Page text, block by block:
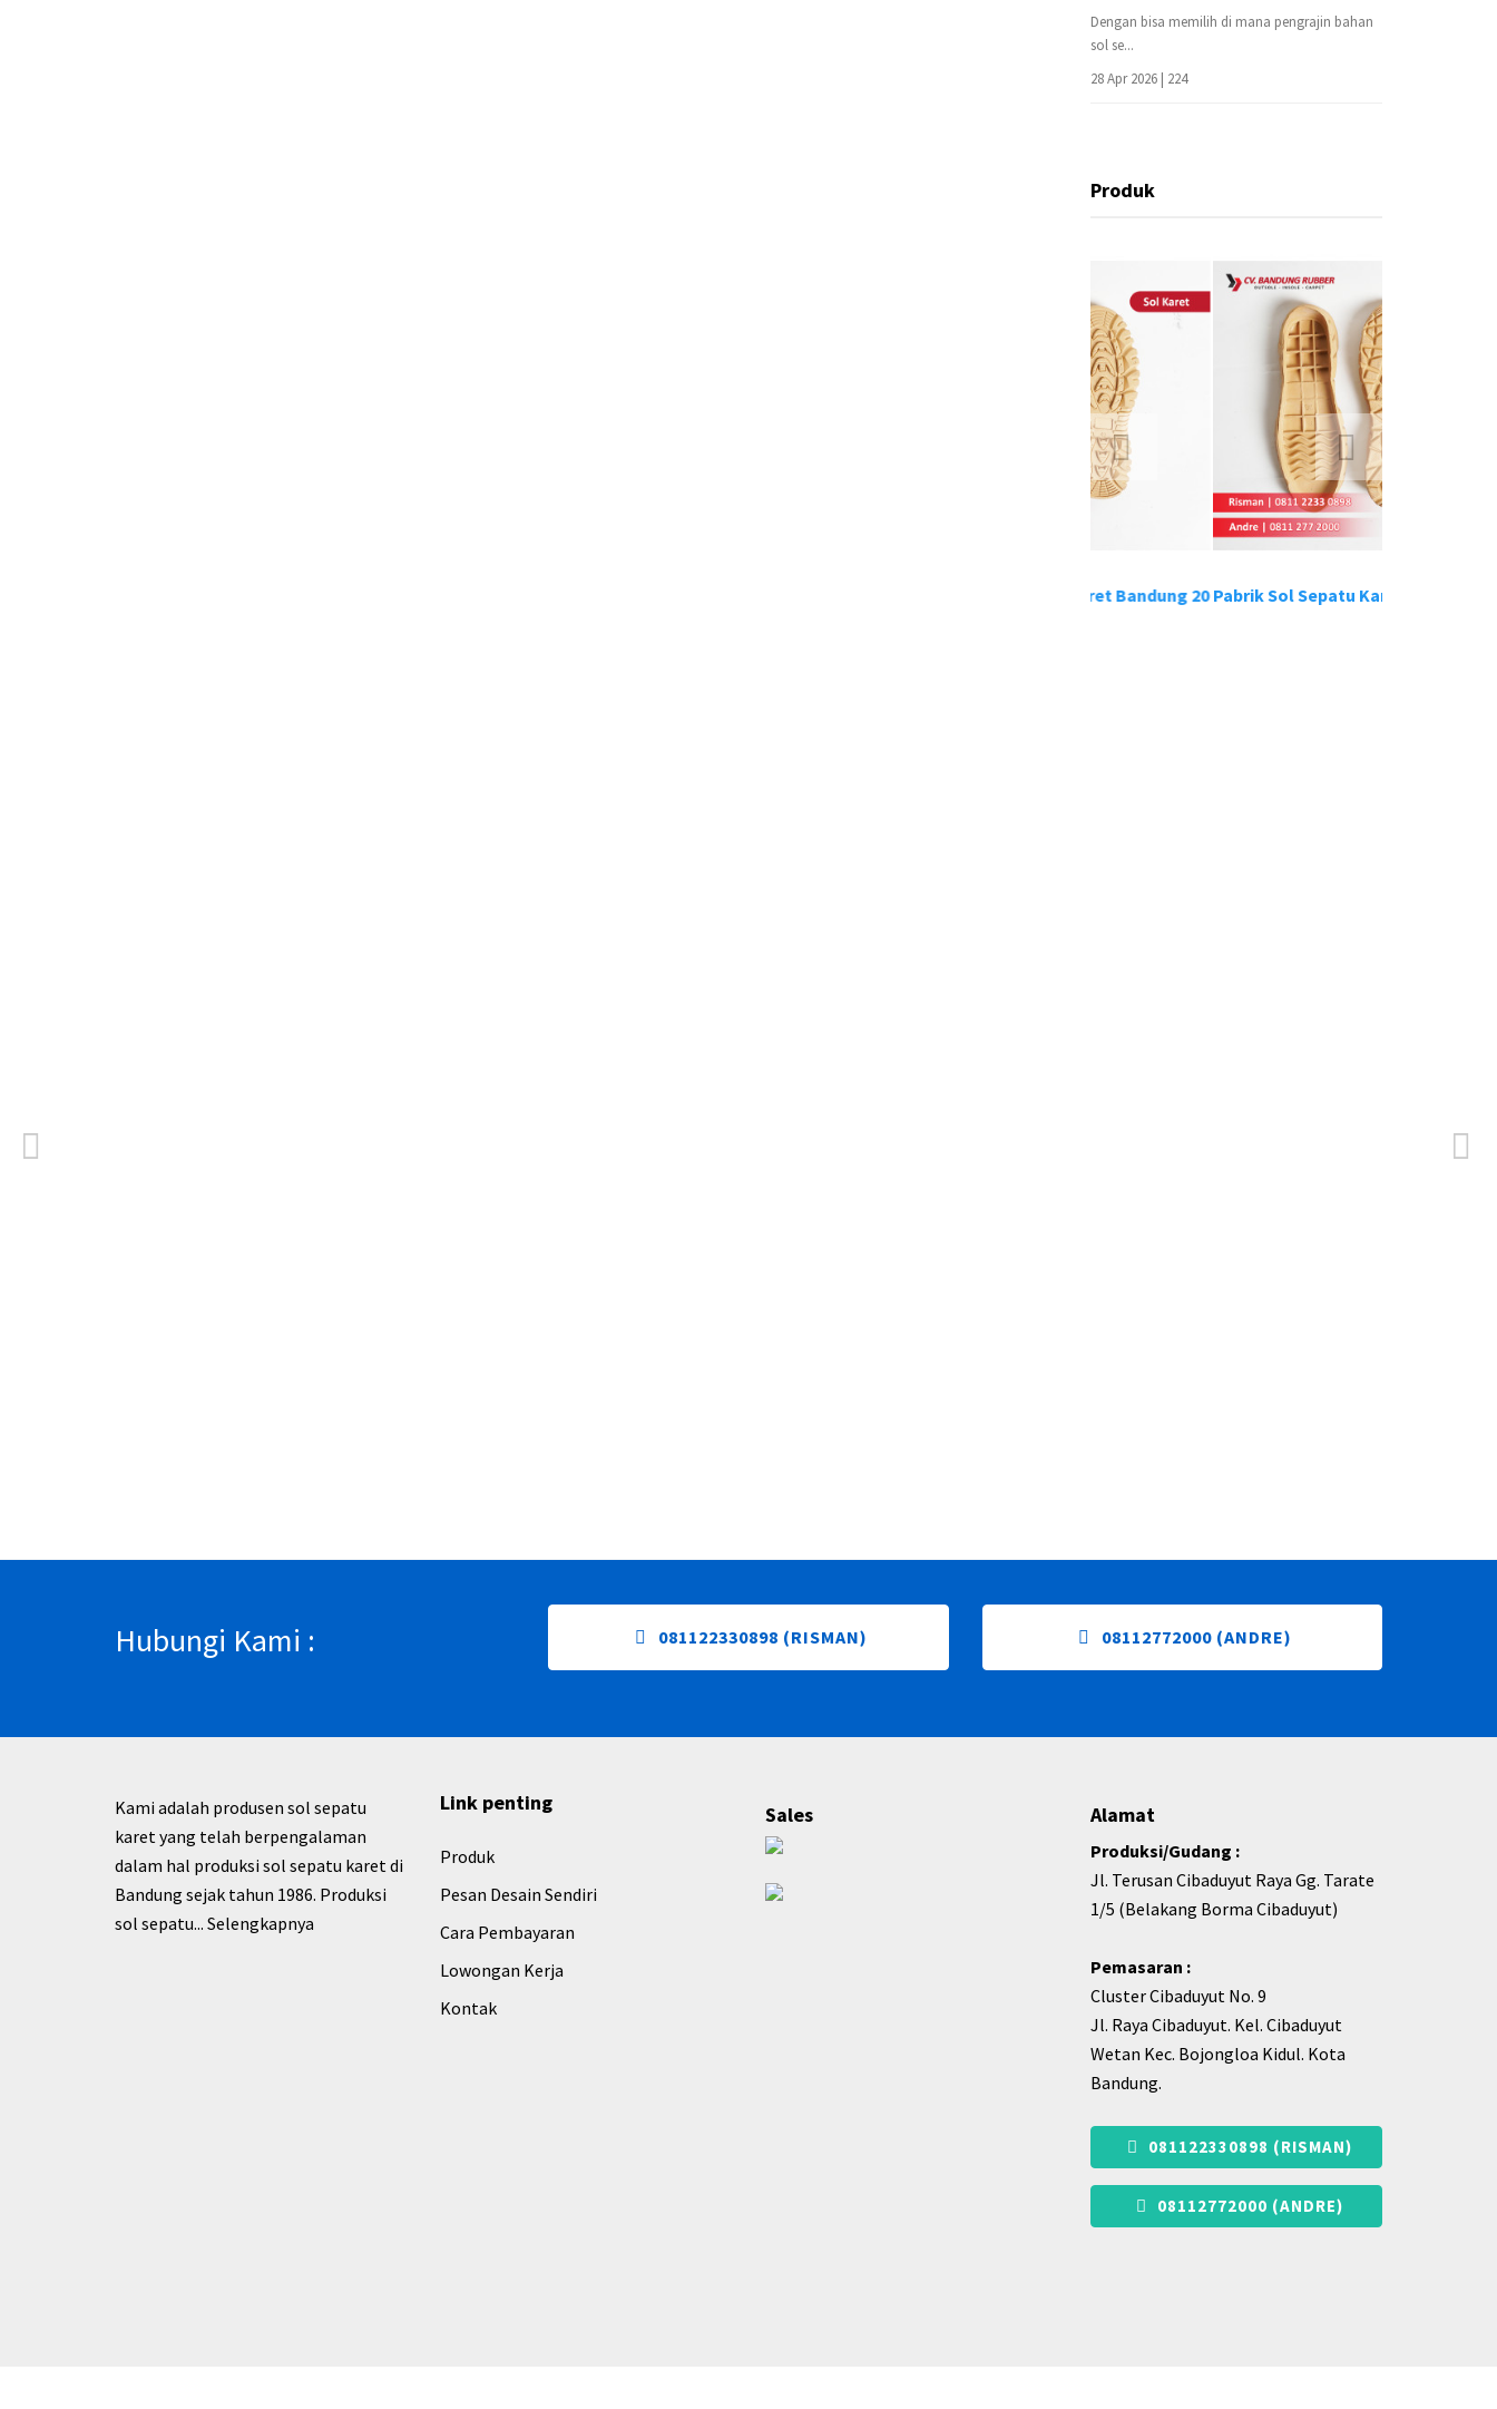
Dengan bisa memilih di mana pengrajin bahan
sol se...
28 Apr 2026 | 224
Produk
Pabrik Sol Sepatu Karet Bandung 20Pabrik Sol Sepatu Karet Bandung 19
Hubungi Kami : 081122330898 (RISMAN) 08112772000 (ANDRE)
Kami adalah produsen sol sepatu
karet yang telah berpengalaman
dalam hal produksi sol sepatu karet di
Bandung sejak tahun 1986. Produksi
sol sepatu... Selengkapnya
Link penting
Produk
Pesan Desain Sendiri
Cara Pembayaran
Lowongan Kerja
Kontak
Sales Alamat
Produksi/Gudang :
Jl. Terusan Cibaduyut Raya Gg. Tarate
1/5 (Belakang Borma Cibaduyut)
Pemasaran :
Cluster Cibaduyut No. 9
Jl. Raya Cibaduyut. Kel. Cibaduyut
Wetan Kec. Bojongloa Kidul. Kota
Bandung.
081122330898 (RISMAN)
08112772000 (ANDRE)